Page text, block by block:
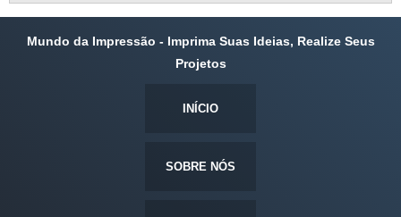
Mundo da Impressão - Imprima Suas Ideias, Realize Seus
Projetos
INÍCIO
SOBRE NÓS